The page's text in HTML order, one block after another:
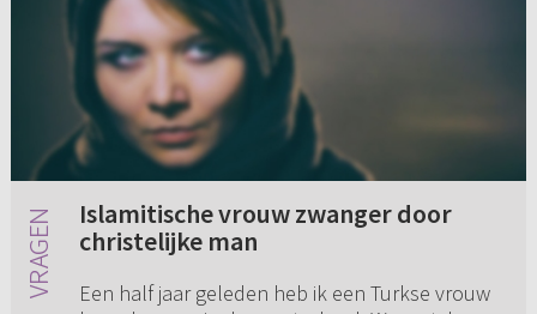
Islamitische vrouw zwanger door
christelijke man
Een half jaar geleden heb ik een Turkse vrouw